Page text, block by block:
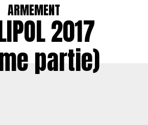
ARMEMENT
2017
partie)